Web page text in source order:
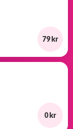
79 kr
0 kr